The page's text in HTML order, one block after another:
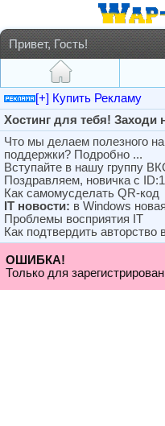
Привет, Гость!
[+] Купить Рекламу
Хостинг для тебя! Заходи
Что мы делаем полезного
поддержки? Подробно ...
Вступайте в нашу группу
Поздравляем, новичка с
Как самомусделать QR-код
IT новости: в Windows
Проблемы восприятия IT
Как подтвердить авторство
ОШИБКА!
Только для